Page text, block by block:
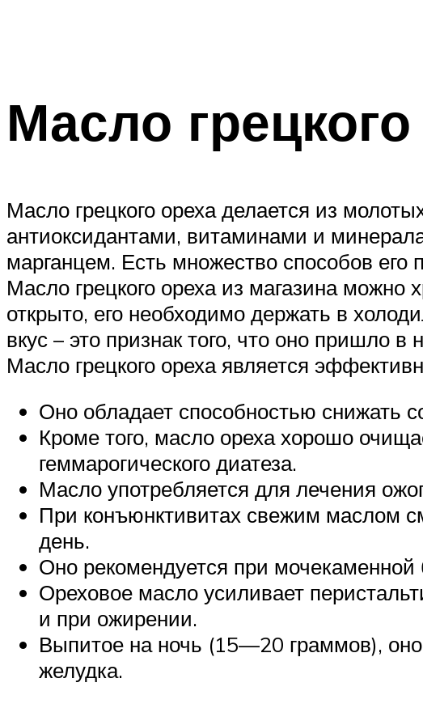
Масло
Масло грецкого ореха делается из
антиоксидантами, витаминами и
марганцем. Есть множество способов его
Масло грецкого ореха из магазина можно
открыто, его необходимо держать в
вкус – это признак того, что оно пришло в
Масло грецкого ореха является
Оно обладает способностью снижать
Кроме того, масло ореха хорошо
геммарогического диатеза.
Масло употребляется для лечения
При конъюнктивитах свежим маслом
день.
Оно рекомендуется при
Ореховое масло усиливает
и при ожирении.
Выпитое на ночь (15—20 граммов),
желудка.